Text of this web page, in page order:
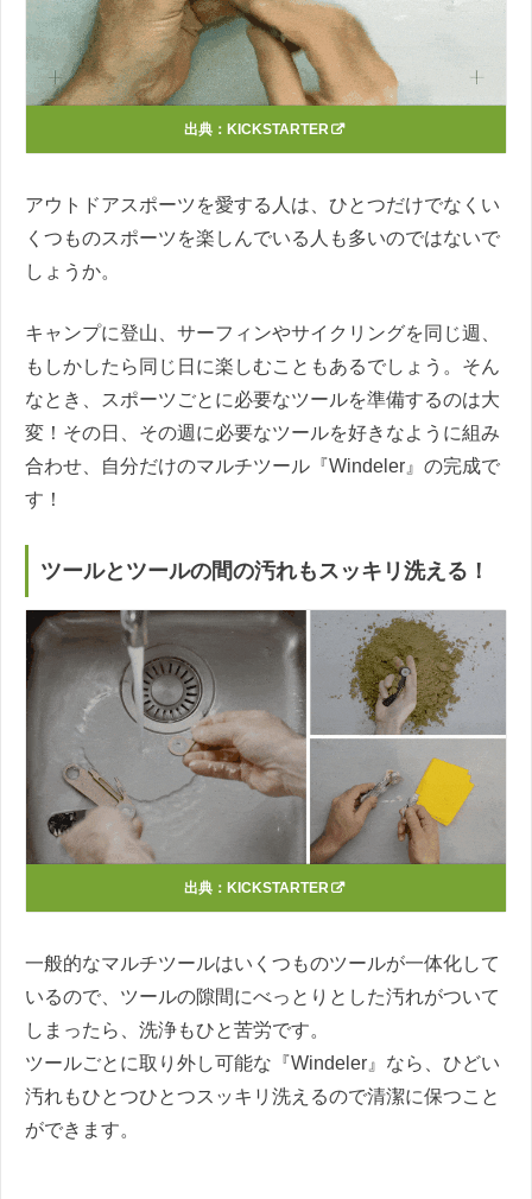
出典： KICKSTARTER
アウトドアスポーツを愛する人は、ひとつだけでなくい
くつものスポーツを楽しんでいる人も多いのではないで
しょうか。
キャンプに登山、サーフィンやサイクリングを同じ週、
もしかしたら同じ日に楽しむこともあるでしょう。そん
なとき、スポーツごとに必要なツールを準備するのは大
変！その日、その週に必要なツールを好きなように組み
合わせ、自分だけのマルチツール『Windeler』の完成で
す！
ツールとツールの間の汚れもスッキリ洗える！
出典： KICKSTARTER
一般的なマルチツールはいくつものツールが一体化して
いるので、ツールの隙間にべっとりとした汚れがついて
しまったら、洗浄もひと苦労です。
ツールごとに取り外し可能な『Windeler』なら、ひどい
汚れもひとつひとつスッキリ洗えるので清潔に保つこと
ができます。